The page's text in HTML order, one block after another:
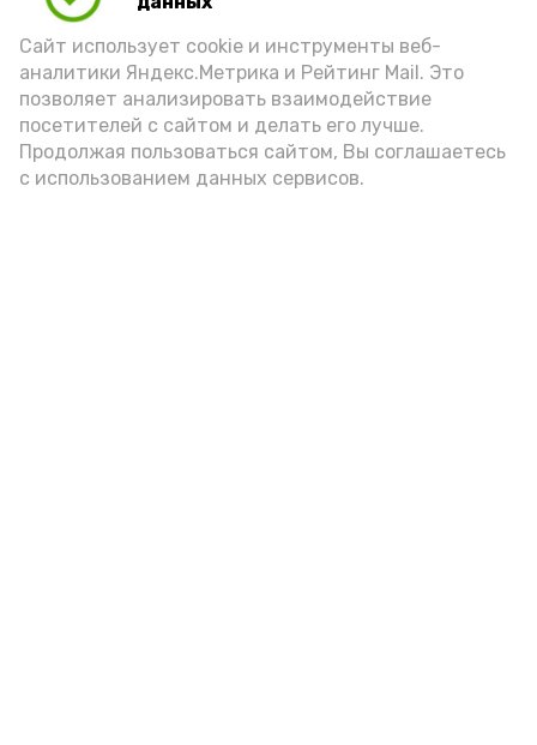
Сайт использует cookie и инструменты веб-
аналитики Яндекс.Метрика и Рейтинг Mail. Это
позволяет анализировать взаимодействие
посетителей с сайтом и делать его лучше.
Продолжая пользоваться сайтом, Вы соглашаетесь
с использованием данных сервисов.
А24 в MAX А24 в Вконтакте